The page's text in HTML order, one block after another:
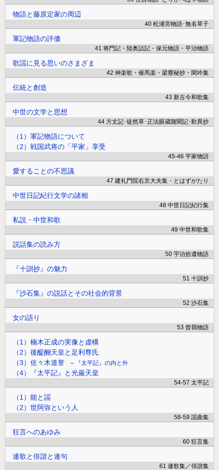
物語と藤原定家の周辺
40 松浦宮物語･無名草子
軍記物語の評価
41 将門記・陸奥話記・保元物語・平治物語
歌謡に見る思いのさまざま
42 神楽歌・催馬楽・梁塵秘抄・閑吟集
伝統と創造
43 新古今和歌集
中世の文学と思想
44 方丈記･徒然草･正法眼蔵随聞記･歎異抄
（1）軍記物語について
（2）戦国武将の「平家」享受
45-46 平家物語
愛することの不思議
47 建礼門院右京大夫集・とはずがたり
中世日記紀行文学の諸相
48 中世日記紀行集
私説・中世和歌
49 中世和歌集
説話集の読み方
50 宇治拾遺物語
『十訓抄』の魅力
51 十訓抄
『沙石集』の説話とその社会的背景
52 沙石集
女の語り
53 曾我物語
（1）楠木正成の実像と虚構
（2）後醍醐天皇と足利尊氏
（3）佐々木道誉
『太平記』の内と外
（4）『太平記』と光厳天皇
54-57 太平記
（1）能と謡
（2）世阿弥という人
58-59 謡曲集
狂言へのあゆみ
60 狂言集
連歌と俳諧と連句
61 連歌集／俳諧集